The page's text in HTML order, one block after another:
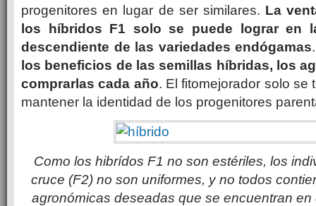
progenitores en lugar de ser similares. La
los híbridos F1 solo se puede lograr en
descendiente de las variedades endógamas
los beneficios de las semillas híbridas, los
comprarlas cada año. El fitomejorador solo se
mantener la identidad de los progenitores
Como los hibrídos F1 no son estériles, los
cruce (F2) no son uniformes, y no todos
agronómicas deseadas que se encuentran en